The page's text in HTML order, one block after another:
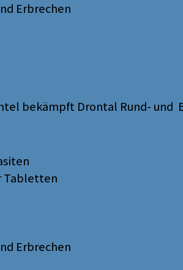
Erbrechen
bekämpft Drontal Rund- und
Tabletten
Erbrechen